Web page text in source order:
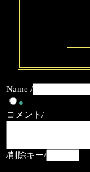
Name /
●
コメント/
/削除キー/